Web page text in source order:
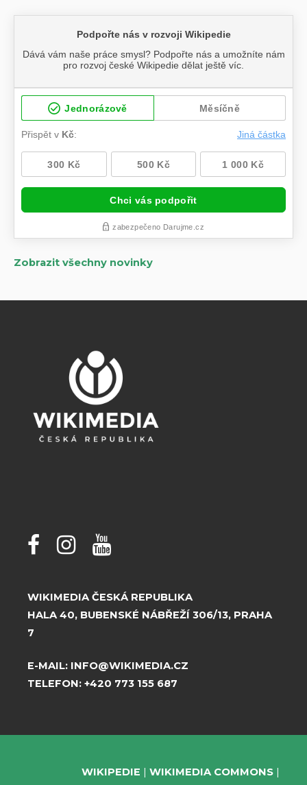
Zobrazit všechny novinky
WIKIMEDIA ČESKÁ REPUBLIKA
HALA 40, BUBENSKÉ NÁBŘEŽÍ 306/13, PRAHA
7
E-MAIL: INFO@WIKIMEDIA.CZ
TELEFON: +420 773 155 687
WIKIPEDIE WIKIMEDIA COMMONS